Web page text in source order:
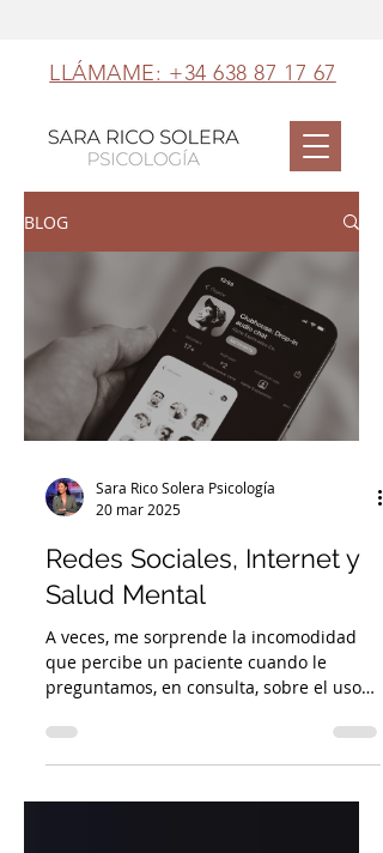
LLÁMAME: +34 638 87 17 67
BLOG
Sara Rico Solera Psicología
20 mar 2025
Redes Sociales, Internet y
Salud Mental
A veces, me sorprende la incomodidad
que percibe un paciente cuando le
preguntamos, en consulta, sobre el uso